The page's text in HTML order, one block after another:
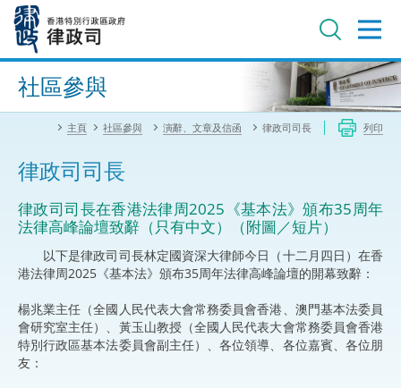
內
進階搜尋
社區參與
主頁 社區參與 演辭、文章及信函 律政司司長 列印
律政司司長
律政司司長在香港法律周2025《基本法》頒布35周年
法律高峰論壇致辭（只有中文）（附圖／短片）
以下是律政司司長林定國資深大律師今日（十二月四日）在香
港法律周2025《基本法》頒布35周年法律高峰論壇的開幕致辭：
楊兆業主任（全國人民代表大會常務委員會香港、澳門基本法委員
會研究室主任）、黃玉山教授（全國人民代表大會常務委員會香港
特別行政區基本法委員會副主任）、各位領導、各位嘉賓、各位朋
友：